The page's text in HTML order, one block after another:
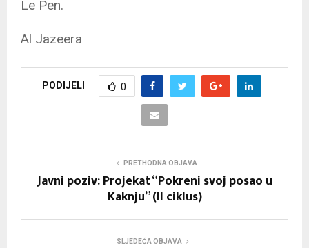
Le Pen.
Al Jazeera
PODIJELI 0
PRETHODNA OBJAVA
Javni poziv: Projekat “Pokreni svoj posao u
Kaknju” (II ciklus)
SLJEDEĆA OBJAVA